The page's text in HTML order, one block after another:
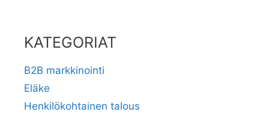
KATEGORIAT
B2B markkinointi
Eläke
Henkilökohtainen talous